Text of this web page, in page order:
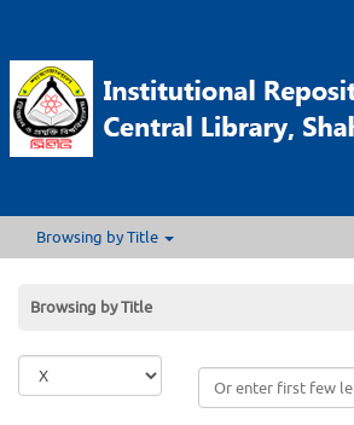
Browsing by Title
Browsing by Title